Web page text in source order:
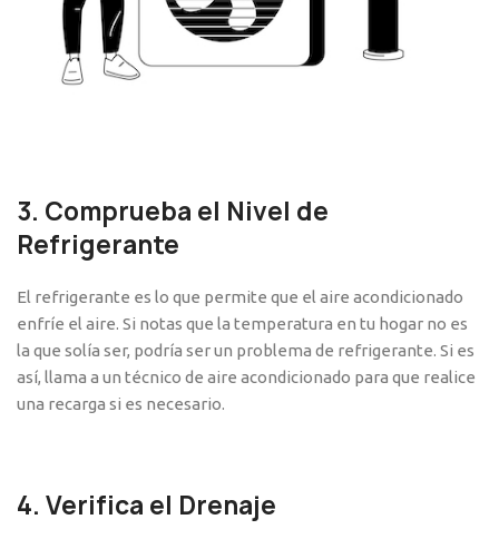
3. Comprueba el Nivel de
Refrigerante
El refrigerante es lo que permite que el aire acondicionado
enfríe el aire. Si notas que la temperatura en tu hogar no es
la que solía ser, podría ser un problema de refrigerante. Si es
así, llama a un técnico de aire acondicionado para que realice
una recarga si es necesario.
4. Verifica el Drenaje